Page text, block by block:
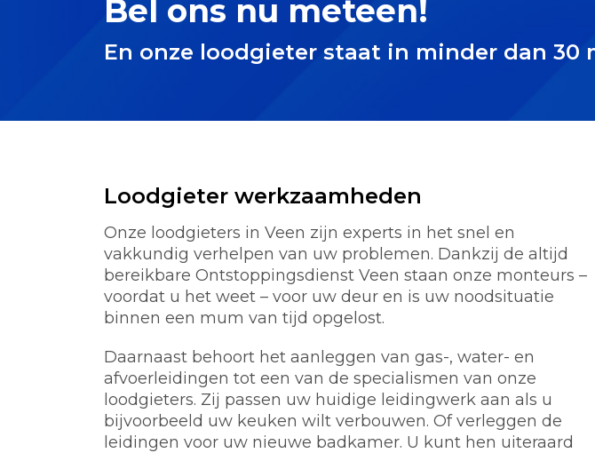
Bel ons nu meteen!
En onze loodgieter staat in minder dan 30
Loodgieter werkzaamheden
Onze loodgieters in Veen zijn experts in het snel en
vakkundig verhelpen van uw problemen. Dankzij de altijd
bereikbare Ontstoppingsdienst Veen staan onze monteurs –
voordat u het weet – voor uw deur en is uw noodsituatie
binnen een mum van tijd opgelost.
Daarnaast behoort het aanleggen van gas-, water- en
afvoerleidingen tot een van de specialismen van onze
loodgieters. Zij passen uw huidige leidingwerk aan als u
bijvoorbeeld uw keuken wilt verbouwen. Of verleggen de
leidingen voor uw nieuwe badkamer. U kunt hen uiteraard